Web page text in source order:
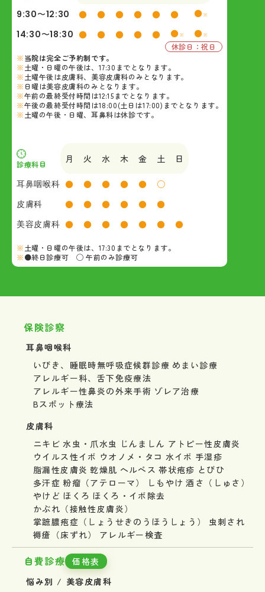
9:30〜12:30 ● ● ● ● ● ● ●※
14:30〜18:30 ● ● ● ● ● ●※ ●※
休診日：祝日
当院は完全ご予約制です。
土曜・日曜の午後は、17:30までとなります。
土曜午後は皮膚科、美容皮膚科のみとなります。
日曜は美容皮膚科のみとなります。
午前の最終受付時間は12:15までとなります。
午後の最終受付時間は18:00(土日は17:00)までとなります。
土曜の午後・日曜、耳鼻科は休診です。
診療科目 月 火 水 木 金 土 日
耳鼻咽喉科 ● ● ● ● ●
○
皮膚科
● ● ● ● ●
●
美容皮膚科 ● ● ● ● ● ● ●
土曜・日曜の午後は、17:30までとなります。
●終日診療可 ◯ 午前のみ診療可
保険診察
耳鼻咽喉科
いびき、睡眠時無呼吸症候群診療 めまい診療
アレルギー科、舌下免疫療法
アレルギー性鼻炎の外来手術 ゾレア治療
Bスポット療法
皮膚科
ニキビ 水虫・爪水虫 じんましん アトピー性皮膚炎
ウイルス性イボ ウオノメ・タコ 水イボ 手湿疹
脂漏性皮膚炎 乾燥肌 ヘルペス 帯状疱疹 とびひ
多汗症 粉瘤（アテローマ） しもやけ 酒さ（しゅさ）
やけど ほくろ ほくろ・イボ除去
かぶれ（接触性皮膚炎）
掌蹠膿疱症（しょうせきのうほうしょう）
虫刺され
褥瘡（床ずれ）
アレルギー検査
自費診療 価格表
悩み別 / 美容皮膚科